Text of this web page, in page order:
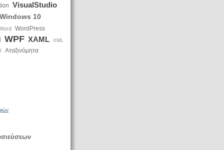
VisualStudio
Windows 10
WordPress
WPF XAML
XML
Αταξινόμητα